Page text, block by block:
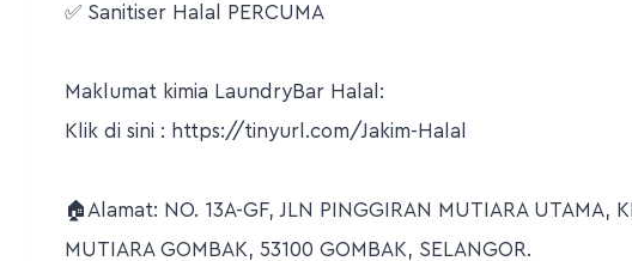
✅ Sanitiser Halal PERCUMA
Maklumat kimia LaundryBar Halal:
Klik di sini : https://tinyurl.com/Jakim-Halal
🏠Alamat: NO. 13A-GF, JLN PINGGIRAN MUTIARA UTAMA,
MUTIARA GOMBAK, 53100 GOMBAK, SELANGOR.